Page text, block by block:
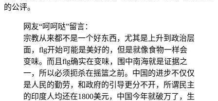
的公评。
网友“呵呵哒”留言：
宗教从来都不是一个好东西，尤其是上升到政治层
面，flg开始可能是美好的，但是就像食物一样会
变味。而且flg确实在变味，围中南海就是证据之
一，所以必须扼杀在摇篮之前。中国的进步不仅仅
是人民的勤劳，和政府的引导更分不开，所谓民主
的印度人均还在1800美元，中国今年就破万了，生